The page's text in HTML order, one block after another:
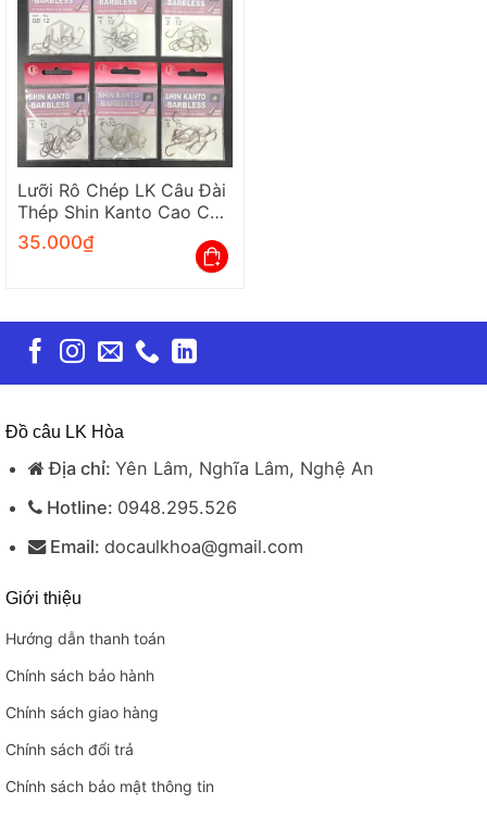
Lưỡi Rô Chép LK Câu Đài
Thép Shin Kanto Cao Cấp
Túi 12 Cái
35.000₫
Đồ câu LK Hòa
Địa chỉ: Yên Lâm, Nghĩa Lâm, Nghệ An
Hotline: 0948.295.526
Email: docaulkhoa@gmail.com
Giới thiệu
Hướng dẫn thanh toán
Chính sách bảo hành
Chính sách giao hàng
Chính sách đổi trả
Chính sách bảo mật thông tin